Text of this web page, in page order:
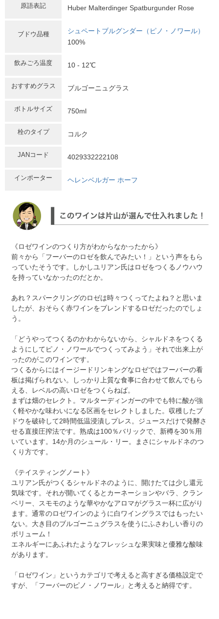
原語表記 Huber Malterdinger Spatburgunder Rose
ブドウ品種
シュペートブルグンダー（ピノ・ノワール）
100%
飲みごろ温度 10 - 12℃
おすすめグラス ブルゴーニュグラス
ボトルサイズ 750ml
栓のタイプ コルク
JANコード 4029332222108
インポーター ヘレンベルガー ホーフ
《ロゼワインのつくり方がわからなかったから》
前々から「フーバーのロゼを飲んでみたい！」という声をもら
っていたそうです。しかしユリアン氏はロゼをつくるノウハウ
を持っていなかったのだとか。
あれ？スパークリングのロゼは時々つくってたよね？と思いま
したが、おそらく赤ワインをブレンドするロゼだったのでしょ
う。
「どうやってつくるのかわからないから、シャルドネをつくる
ようにしてピノ・ノワールでつくってみよう」それで出来上が
ったのがこのワインです。
つくるからにはイージードリンキングなロゼではフーバーの看
板は掲げられない。しっかり上質な食事に合わせて飲んでもら
える、レベルの高いロゼをつくらねば。
まずは畑のセレクト。マルターディンガーの中でも特に酸が強
く軽やかな味わいになる区画をセレクトしました。収穫したブ
ドウを破砕して2時間低温浸漬しプレス。ジュースだけで発酵さ
せる直接圧搾法です。熟成は100％バリックで、新樽を30％用
いています。14か月のシュール・リー。まさにシャルドネのつ
くり方です。
《テイスティングノート》
ユリアン氏がつくるシャルドネのように、開けたては少し還元
気味です。それが開いてくるとカーネーションやバラ、クラン
ベリー、スモモのような華やかなアロマがグラス一杯に広がり
ます。通常のロゼワインのように白ワイングラスではもったい
ない。大き目のブルゴーニュグラスを使うにふさわしい香りの
ボリューム！
エネルギーにあふれたようなフレッシュな果実味と優雅な酸味
があります。
「ロゼワイン」というカテゴリで考えると高すぎる価格設定で
すが、「フーバーのピノ・ノワール」と考えると納得です。